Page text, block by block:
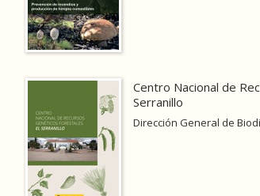
Centro Nacional de
Serranillo
Dirección General de